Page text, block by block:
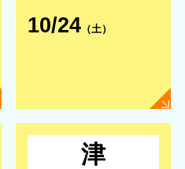
10/24（土）
津